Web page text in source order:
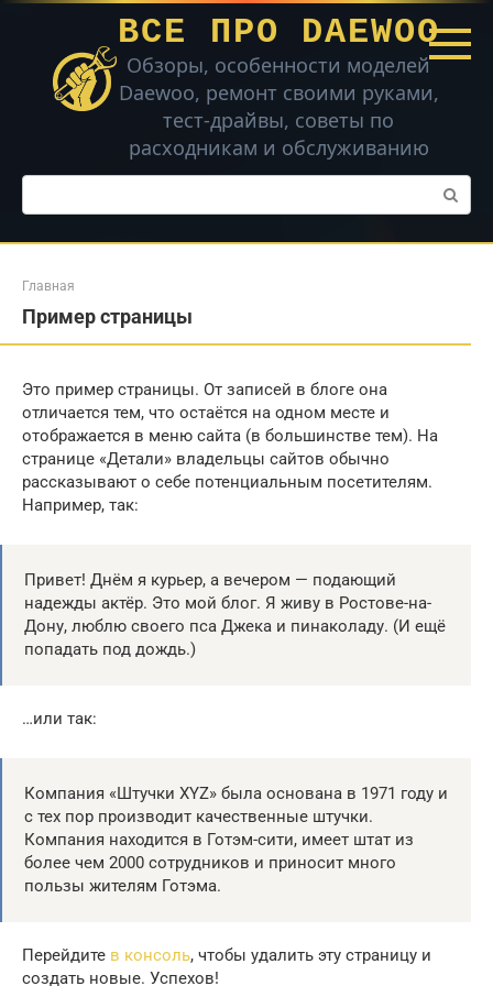
Перейти
контенту
ВСЕ ПРО DAEWOO
Обзоры, особенности моделей
Daewoo, ремонт своими руками,
тест-драйвы, советы по
расходникам и обслуживанию
Поиск:
Главная
Пример страницы
Это пример страницы. От записей в блоге она
отличается тем, что остаётся на одном месте и
отображается в меню сайта (в большинстве тем). На
странице «Детали» владельцы сайтов обычно
рассказывают о себе потенциальным посетителям.
Например, так:
Привет! Днём я курьер, а вечером — подающий
надежды актёр. Это мой блог. Я живу в Ростове-на-
Дону, люблю своего пса Джека и пинаколаду. (И ещё
попадать под дождь.)
…или так:
Компания «Штучки XYZ» была основана в 1971 году и
с тех пор производит качественные штучки.
Компания находится в Готэм-сити, имеет штат из
более чем 2000 сотрудников и приносит много
пользы жителям Готэма.
Перейдите в консоль, чтобы удалить эту страницу и
создать новые. Успехов!